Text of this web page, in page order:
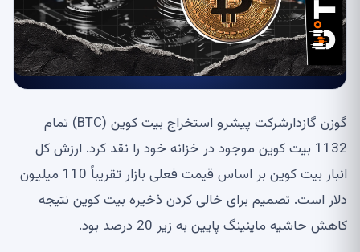
گوزن گازدار
شرکت پیشرو استخراج بیت کوین (BTC) تمام
1132 بیت کوین موجود در خزانه خود را نقد کرد. ارزش کل
انبار بیت کوین بر اساس قیمت فعلی بازار تقریباً 110 میلیون
دلار است. تصمیم برای خالی کردن ذخیره بیت کوین نتیجه
کاهش حاشیه ماینینگ پایین به زیر 20 درصد بود.